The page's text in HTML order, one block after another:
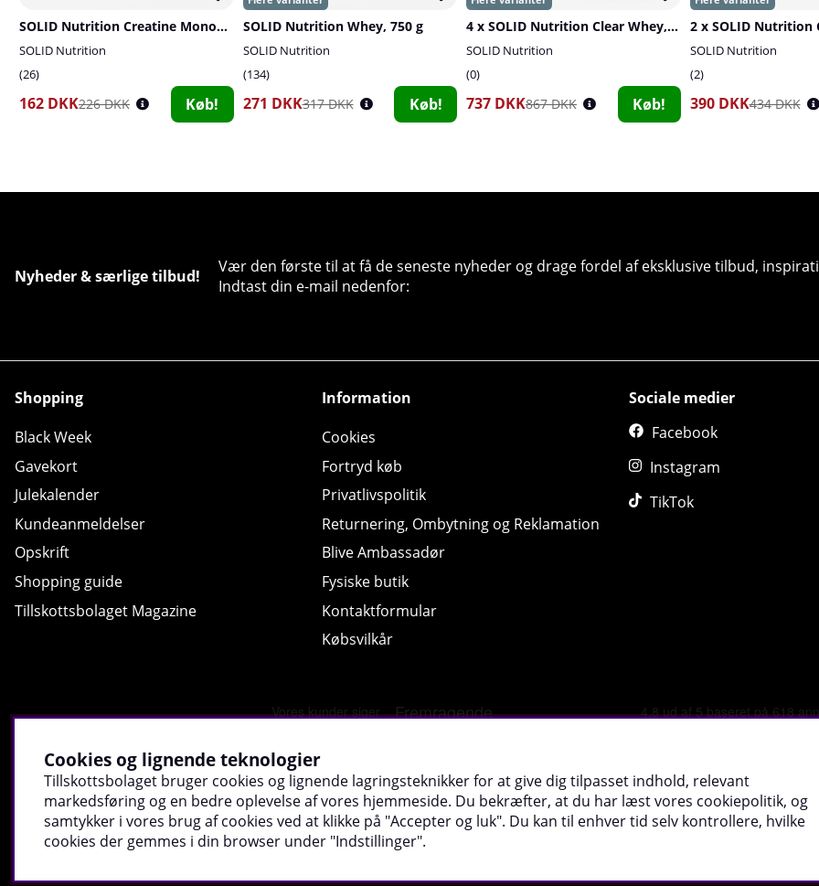
SOLID Nutrition Creatine Monohydrate, 400 g
SOLID Nutrition
26
162 DKK226 DKK Køb!
SOLID Nutrition Whey, 750 g
SOLID Nutrition
134
271 DKK317 DKK Køb!
4 x SOLID Nutrition Clear Whey, 300 g
SOLID Nutrition
0
737 DKK867 DKK Køb!
SOLID Nutrition
2
390 DKK434 DKK
Nyheder & særlige tilbud!
Vær den første til at få de seneste nyheder og drage fordel af eksklusive tilbud,
Indtast din e-mail nedenfor:
Shopping
Black Week
Gavekort
Julekalender
Kundeanmeldelser
Opskrift
Shopping guide
Tillskottsbolaget Magazine
Information
Cookies
Fortryd køb
Privatlivspolitik
Returnering, Ombytning og Reklamation
Blive Ambassadør
Fysiske butik
Kontaktformular
Købsvilkår
Sociale medier
Facebook
Instagram
TikTok
Cookies og lignende teknologier
Tillskottsbolaget bruger cookies og lignende lagringsteknikker for at give dig tilpasset indhold, relevant
markedsføring og en bedre oplevelse af vores hjemmeside. Du bekræfter, at du har læst vores cookiepolitik, og
samtykker i vores brug af cookies ved at klikke på "Accepter og luk". Du kan til enhver tid selv kontrollere, hvilke
cookies der gemmes i din browser under "Indstillinger".